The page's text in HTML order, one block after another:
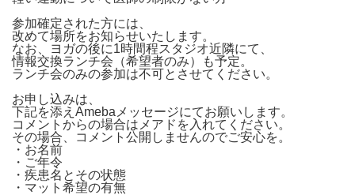
参加確定された方には、
改めて場所をお知らせいたします。
なお、ヨガの後に1時間程スタジオ近隣にて、
情報交換ランチ会（希望者のみ）も予定。
ランチ会のみの参加は不可とさせてください。
お申し込みは、
下記を添えAmebaメッセージにてお願いします。
コメントからの場合はメアドを入れてください。
その場合、コメント公開しませんのでご安心を。
・お名前
・ご年令
・疾患名とその状態
・マット希望の有無